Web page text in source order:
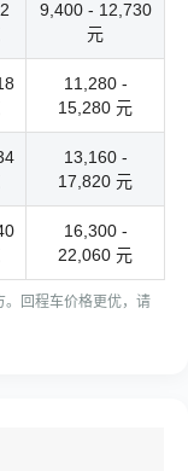
9,400 - 12,730
元
11,280 -
15,280 元
13,160 -
17,820 元
16,300 -
22,060 元
。回程车价格更优，请